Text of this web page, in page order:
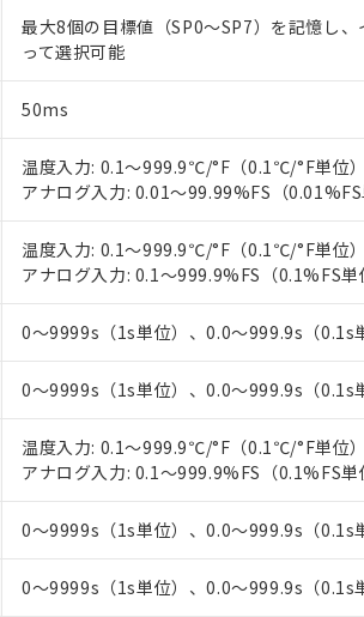
最大8個の目標値（SP0～SP7）を記憶し
って選択可能
50ms
温度入力: 0.1～999.9℃/°F（0.1℃/°F単位）
アナログ入力: 0.01～99.99%FS（0.01%FS
温度入力: 0.1～999.9℃/°F（0.1℃/°F単位）
アナログ入力: 0.1～999.9%FS（0.1%FS単
0～9999s（1s単位）、0.0～999.9s（0.1s
0～9999s（1s単位）、0.0～999.9s（0.1s
温度入力: 0.1～999.9℃/°F（0.1℃/°F単位）
アナログ入力: 0.1～999.9%FS（0.1%FS単
0～9999s（1s単位）、0.0～999.9s（0.1s
0～9999s（1s単位）、0.0～999.9s（0.1s
本サービスは、当社制御機器事業取扱商
くものです。
在庫状況および標準価格照会結果は、記
のであり、閲覧された時点での実際の在
正式な納期状況および標準価格はお客様
当社販売員にご相談ください。
オムロン制御機器販売店や当社販売拠点
在庫状況および標準価格結果を当社の事
す。
マイパーツ機能（部品リスト作成サービ
ている必要があります。
さい。
※当社の共同利用者とは、"個人情報の
いる法人を指します。
*EU RoHS指令（10物質）：
鉛(Pb) 1000ppm以下、 水銀(Hg) 1000ppm以下、 カドミウ
六価クロム(Cr(Ⅵ)) 1000ppm以下、ポリ臭化ビフェニル類
フタル酸ビス(2-エチルヘキシル) (DEHP)(別名：DOP)
但し、RoHS指令で産業用監視および制御機器に対する適用
※2 対応予定月
部品在庫の切り替え状況などにより、予定月が
下記の非含有証明書をダウンロードすることが
EU RoHS指令（10物質）の非含有証明書
51物質の非含有証明書（当社基準）
※本証明書は発行日時点で非含有を証明する
また、RoHS指令のフタル酸エステル類４物
混在することから備考欄に対応日を記載して
既に当社にて対応品への在庫切替を完了して
り割愛しております。
「×」：最大均質材料含有率が中国RoHSの基
「－」：未確認です。当社販売部門へお問い合
Pb(鉛) :1000ppm、 Hg(水銀) : 1000ppm、 Cd(カドミウム) :
DBP(フタル酸ジブチル) : 1000ppm、 DIBP(フタル酸ジイ
DEHP(フタル酸ビス(2-エチルヘキシル)) : 1000ppm
※2 環境保護使用期限
「ｅ」：有害物質（10物質）のすべてが基準
「10」：通常の使用状況下において有害物質
味します。
「－」：未確認です。当社販売部門へお問い
当社は、これら貴社製品のうち、外国為
う）を輸出または国外への提供する場合
などの必要な手続きをとります。
当社は規制貨物を破棄する場合は、完全
置等に一切使用いたしません。
当社は、貴社製品を第三者に販売する場
また当社は、販売先および販売に係わる
たしません。
合意する
記
号
説明
○ 一定数以上の在庫あり
△ 一定数には満たないが在庫あり
－
在庫なし(最新の在庫状況については
機器販売店・当社販売員にご確認くだ
空
白
受注生産機種、また在庫状況の情報